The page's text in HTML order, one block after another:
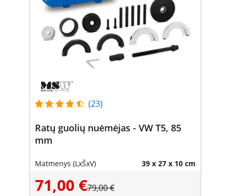
(23)
Ratų guolių nuėmėjas - VW T5, 85
mm
Matmenys (LxŠxV) 39 x 27 x 10 cm
71,00 €79,00 €